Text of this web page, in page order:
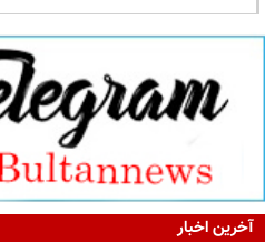
آخرین اخبار